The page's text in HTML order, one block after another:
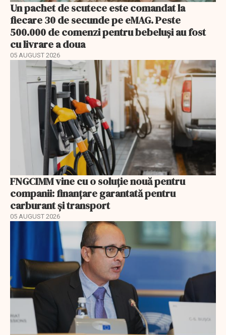
Un pachet de scutece este comandat la
fiecare 30 de secunde pe eMAG. Peste
500.000 de comenzi pentru bebeluși au fost
cu livrare a doua
05 AUGUST 2026
FNGCIMM vine cu o soluție nouă pentru
companii: finanțare garantată pentru
carburant și transport
05 AUGUST 2026